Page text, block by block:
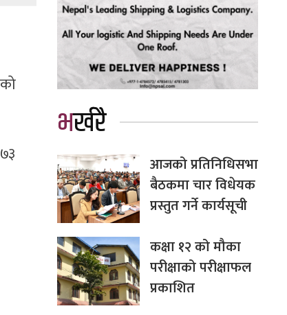
भर्खरै
आजको प्रतिनिधिसभा
बैठकमा चार विधेयक
प्रस्तुत गर्ने कार्यसूची
कक्षा १२ को मौका
परीक्षाको परीक्षाफल
प्रकाशित